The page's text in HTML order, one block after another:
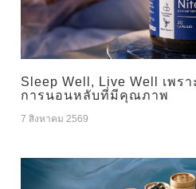
Sleep Well, Live Well เพร
การนอนหลับที่มีคุณภาพ
7 สิงหาคม 2569